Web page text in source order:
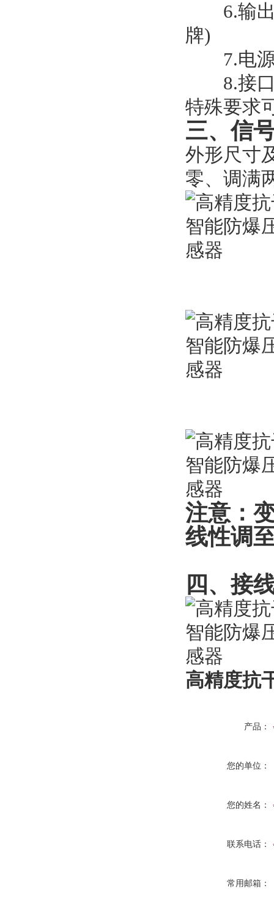
6.输出
牌)
7.电源
8.接口
特殊要求
三、信
外形尺寸
零、调满
注意：
线性调
四、接
高精度抗
产品：
您的单位：
您的姓名：
联系电话：
常用邮箱：